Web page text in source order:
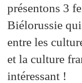
présentons 3
Biélorussie
entre les
et la culture
intéressant !